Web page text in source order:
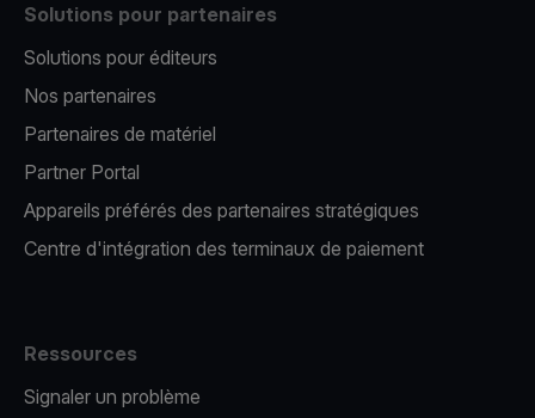
Solutions pour partenaires
Solutions pour éditeurs​
Nos partenaires​
Partenaires de matériel
Partner Portal
Appareils préférés des partenaires stratégiques
Centre d'intégration des terminaux de paiement
Ressources
Signaler un problème